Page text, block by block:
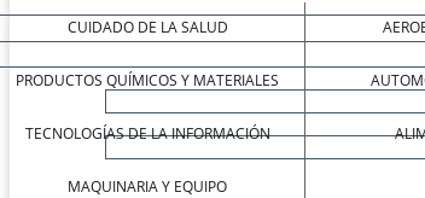
CUIDADO DE LA SALUD
PRODUCTOS QUÍMICOS Y MATERIALES
TECNOLOGÍAS DE LA INFORMACIÓN
MAQUINARIA Y EQUIPO